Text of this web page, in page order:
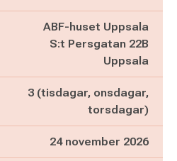
ABF-huset Uppsala
S:t Persgatan 22B
Uppsala
3 (tisdagar, onsdagar,
torsdagar)
24 november 2026